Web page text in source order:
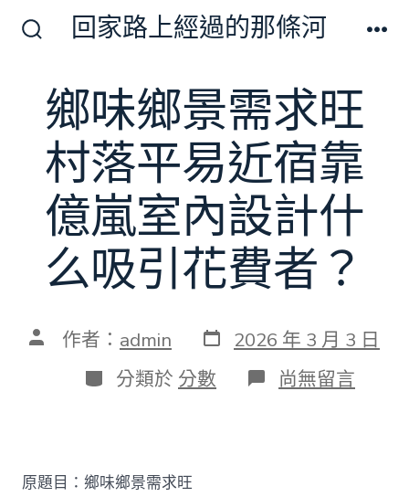
換
開
回家路上經過的那條河
鄉味鄉景需求旺
村落平易近宿靠
億嵐室內設計什
么吸引花費者？
文 作者： admin 發
表
日
期
2026 年 3 月 3 日
分
類
分類於 分數 在
〈鄉
尚無留言
原題目：鄉味鄉景需求旺